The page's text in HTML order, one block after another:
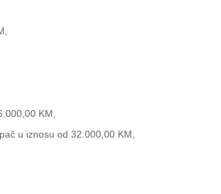
KM,
u iznosu od 32.000,00 KM,